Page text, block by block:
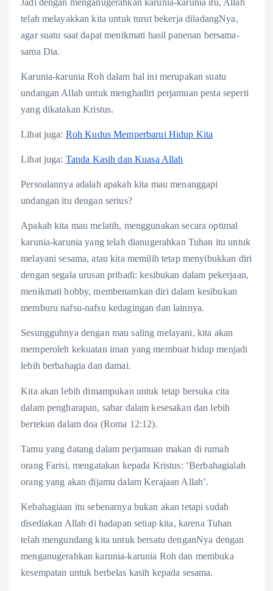
Jadi dengan menganugerahkan karunia-karunia itu, Allah
telah melayakkan kita untuk turut bekerja diladangNya,
agar suatu saat dapat menikmati hasil panenan bersama-
sama Dia.
Karunia-karunia Roh dalam hal ini merupakan suatu
undangan Allah untuk menghadiri perjamuan pesta seperti
yang dikatakan Kristus.
Lihat juga: Roh Kudus Memperbarui Hidup Kita
Lihat juga: Tanda Kasih dan Kuasa Allah
Persoalannya adalah apakah kita mau menanggapi
undangan itu dengan serius?
Apakah kita mau melatih, menggunakan secara optimal
karunia-karunia yang telah dianugerahkan Tuhan itu untuk
melayani sesama, atau kita memilih tetap menyibukkan diri
dengan segala urusan pribadi: kesibukan dalam pekerjaan,
menikmati hobby, membenamkan diri dalam kesibukan
memburu nafsu-nafsu kedagingan dan lainnya.
Sesungguhnya dengan mau saling melayani, kita akan
memperoleh kekuatan iman yang membuat hidup menjadi
lebih berbahagia dan damai.
Kita akan lebih dimampukan untuk tetap bersuka cita
dalam pengharapan, sabar dalam kesesakan dan lebih
bertekun dalam doa (Roma 12:12).
Tamu yang datang dalam perjamuan makan di rumah
orang Farisi, mengatakan kepada Kristus: ‘Berbahagialah
orang yang akan dijamu dalam Kerajaan Allah’.
Kebahagiaan itu sebenarnya bukan akan tetapi sudah
disediakan Allah di hadapan setiap kita, karena Tuhan
telah mengundang kita untuk bersatu denganNya dengan
menganugerahkan karunia-karunia Roh dan membuka
kesempatan untuk berbelas kasih kepada sesama.